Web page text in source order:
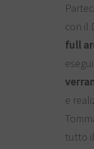
con il
full
e
tutto